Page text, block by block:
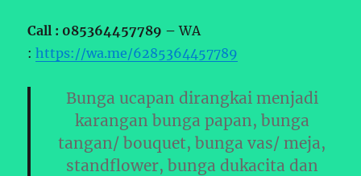
Call : 085364457789 –WA
:https://wa.me/6285364457789
Bunga ucapan dirangkai menjadi
karangan bunga papan, bunga
tangan/ bouquet, bunga vas/ meja,
standflower, bunga dukacita dan